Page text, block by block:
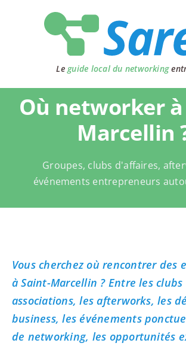
Le guide local du networking
Où networker
Marcellin
Groupes, clubs d'affaires,
événements entrepreneurs
Vous cherchez où rencontrer des
à Saint-Marcellin ? Entre les clubs
associations, les afterworks, les
business, les événements
de networking, les opportunités